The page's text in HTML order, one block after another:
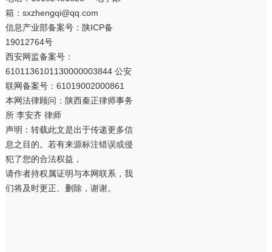
箱：sxzhengqi@qq.com
信息产业部备案号： 陕ICP备
19012764号
西安网监备案号：
6101136101130000003844 公安
联网备案号：61019002000861
本网法律顾问：陕西秦正律师事务
所 李安齐 律师
声明：转载此文是出于传递更多信
息之目的。若有来源标注错误或侵
犯了您的合法权益，
请作者持权属证明与本网联系，我
们将及时更正、删除，谢谢。